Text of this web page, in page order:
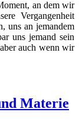
an dem wir
Vergangenheit
uns an jemandem
uns jemand sein
auch wenn wir
Materie